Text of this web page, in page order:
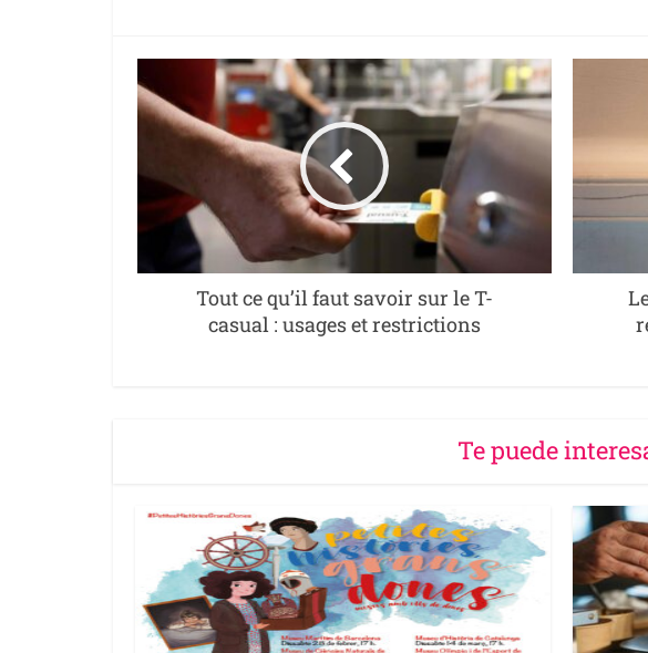
Tout ce qu’il faut savoir sur le T-
casual : usages et restrictions
Te puede